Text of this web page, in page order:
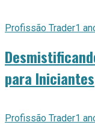
Profissão Trader1
para Iniciantes
Profissão Trader1